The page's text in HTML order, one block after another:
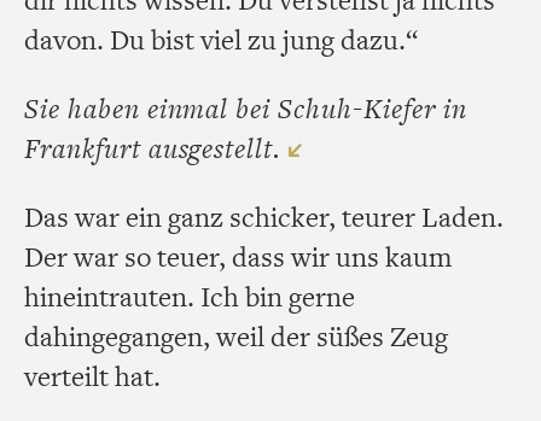
davon. Du bist viel zu jung dazu.“
Sie haben einmal bei Schuh-Kiefer in
Frankfurt ausgestellt.
Das war ein ganz schicker, teurer Laden.
Der war so teuer, dass wir uns kaum
hineintrauten. Ich bin gerne
dahingegangen, weil der süßes Zeug
verteilt hat.